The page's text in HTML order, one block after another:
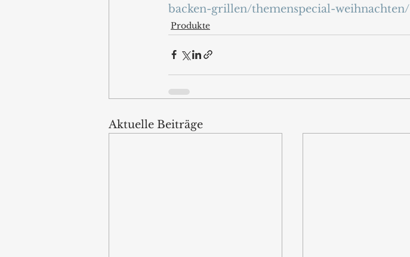
backen-grillen/themenspecial-weihnachten/
Produkte
Aktuelle Beiträge